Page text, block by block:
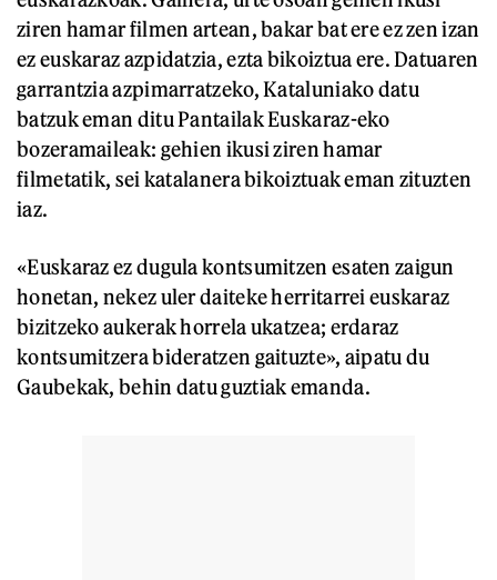
ziren hamar filmen artean, bakar bat ere ez zen izan
ez euskaraz azpidatzia, ezta bikoiztua ere. Datuaren
garrantzia azpimarratzeko, Kataluniako datu
batzuk eman ditu Pantailak Euskaraz-eko
bozeramaileak: gehien ikusi ziren hamar
filmetatik, sei katalanera bikoiztuak eman zituzten
iaz.
«Euskaraz ez dugula kontsumitzen esaten zaigun
honetan, nekez uler daiteke herritarrei euskaraz
bizitzeko aukerak horrela ukatzea; erdaraz
kontsumitzera bideratzen gaituzte», aipatu du
Gaubekak, behin datu guztiak emanda.